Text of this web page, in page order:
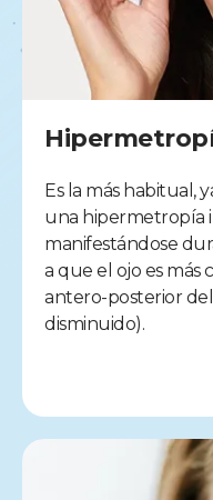
Es la más habitual,
una hipermetropía
manifestándose
a que el ojo es más
antero-posterior
disminuido).